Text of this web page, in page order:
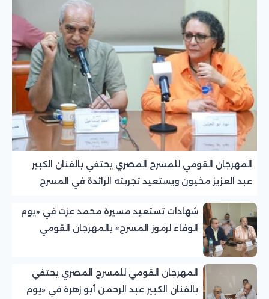
المهرجان القومي للمسرح المصري يحتفي بالفنان الكبير
عبد العزيز مخيون ويستعيد تجربته الرائدة في المسرح
شهادات تستعيد مسيرة محمد عزت في «يوم
الوفاء لرموز المسرح» بالمهرجان القومي
المهرجان القومي للمسرح المصري يحتفي
بالفنان الكبير عبد الرحمن أبو زهرة في «يوم